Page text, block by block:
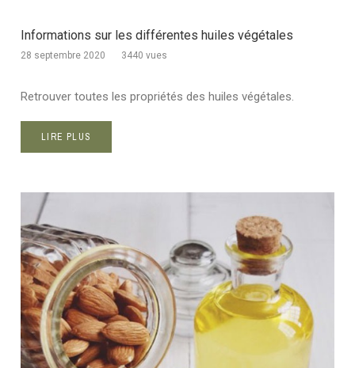
Informations sur les différentes huiles végétales
28 septembre 2020 3440 vues
Retrouver toutes les propriétés des huiles végétales.
LIRE PLUS